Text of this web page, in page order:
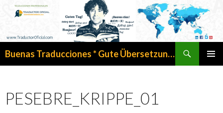
Buenas Traducciones * Gute Übersetzungen
PESEBRE_KRIPPE_01